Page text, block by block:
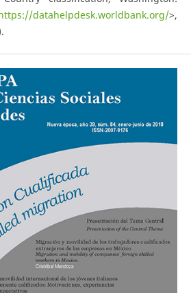
datahelpdesk.worldbank.org/>,